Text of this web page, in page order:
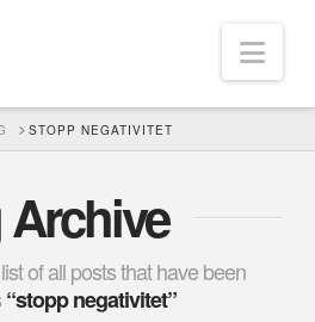
STOPP NEGATIVITET
Archive
of all posts that have been
“stopp negativitet”